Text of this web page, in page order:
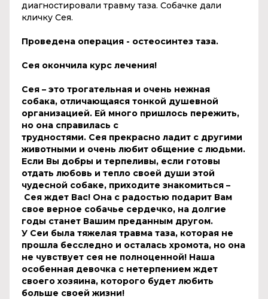
диагностировали травму таза. Собачке дали
кличку Сея.
Проведена операция - остеосинтез таза.
Сея окончила курс лечения!
Сея – это трогательная и очень нежная
собака, отличающаяся тонкой душевной
организацией. Ей много пришлось пережить,
но она справилась с
трудностями. Сея прекрасно ладит с другими
животными и очень любит общение с людьми.
Если Вы добры и терпеливы, если готовы
отдать любовь и тепло своей души этой
чудесной собаке, приходите знакомиться –
Сея ждет Вас! Она с радостью подарит Вам
свое верное собачье сердечко, на долгие
годы станет Вашим преданным другом.
У Сеи была тяжелая травма таза, которая не
прошла бесследно и осталась хромота, но она
не чувствует сея не полноценной! Наша
особенная девочка с нетерпением ждет
своего хозяина, которого будет любить
больше своей жизни!